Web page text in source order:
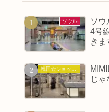
ソウル
ソウ
4号
きま
韓国☆ショッピング
じゃ